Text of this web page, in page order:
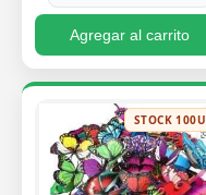
Agregar al carrito
STOCK 100U